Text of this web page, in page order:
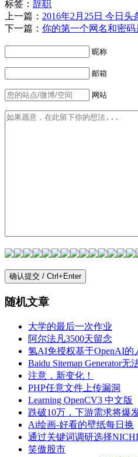
标签： 辞职
上一篇： 2016年2月25日 今日头
下一篇： 你的第一个网名和密码
昵称
邮箱
网站
随机文章
大学的最后一次作业
阿尔法凡3500天留念
氢AI免授权基于OpenAI的
Baidu Sitemap Generator
注意，新变化！
PHP任意文件上传漏洞
Learning OpenCV3 中文版
跌破10万，下游需求将爆
Ai绘画-好看的壁纸每日换
通过关键词调研选择
笑傲股市